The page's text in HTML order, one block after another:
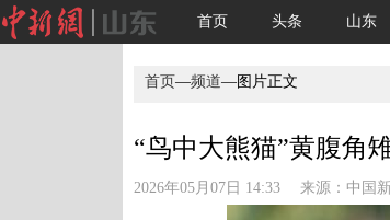
首页 头条 山东
首页—频道—图片正文
“鸟中大熊猫”黄腹角
2026年05月07日 14:33 来源： 中国